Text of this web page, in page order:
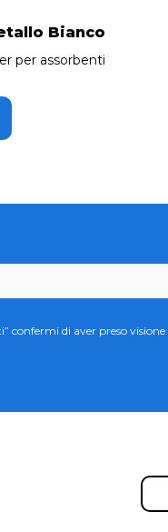
Bianco
per assorbenti
confermi di aver preso visione